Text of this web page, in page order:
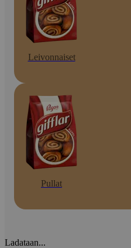
Leivonnaiset
Pullat
Ladataan...